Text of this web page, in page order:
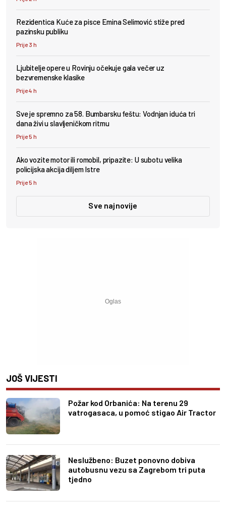
Rezidentica Kuće za pisce Emina Selimović stiže pred
pazinsku publiku
Prije 3 h
Ljubitelje opere u Rovinju očekuje gala večer uz
bezvremenske klasike
Prije 4 h
Sve je spremno za 58. Bumbarsku feštu: Vodnjan iduća tri
dana živi u slavljeničkom ritmu
Prije 5 h
Ako vozite motor ili romobil, pripazite: U subotu velika
policijska akcija diljem Istre
Prije 5 h
Sve najnovije
JOŠ VIJESTI
Požar kod Orbanića: Na terenu 29
vatrogasaca, u pomoć stigao Air Tractor
Neslužbeno: Buzet ponovno dobiva
autobusnu vezu sa Zagrebom tri puta
tjedno